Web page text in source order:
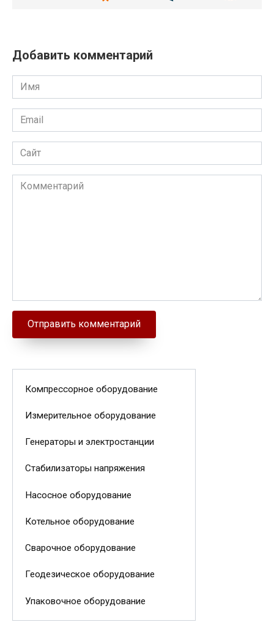
Добавить комментарий
Имя
Email
Сайт
Комментарий
Компрессорное оборудование
Измерительное оборудование
Генераторы и электростанции
Стабилизаторы напряжения
Насосное оборудование
Котельное оборудование
Сварочное оборудование
Геодезическое оборудование
Упаковочное оборудование